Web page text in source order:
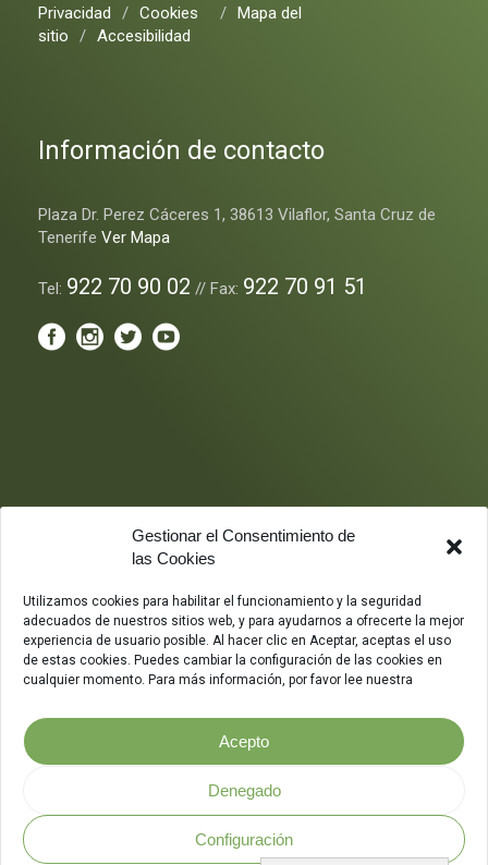
Gestionar el Consentimiento de
las Cookies
Utilizamos cookies para habilitar el funcionamiento y la seguridad
adecuados de nuestros sitios web, y para ayudarnos a ofrecerte la mejor
experiencia de usuario posible. Al hacer clic en Aceptar, aceptas el uso
de estas cookies. Puedes cambiar la configuración de las cookies en
cualquier momento. Para más información, por favor lee nuestra
Acepto
Denegado
Configuración
Privacidad
/ Cookies / Mapa del
sitio
/ Accesibilidad
Información de contacto
Plaza Dr. Perez Cáceres 1, 38613 Vilaflor, Santa Cruz de
Tenerife Ver Mapa
Tel: 922 70 90 02 // Fax: 922 70 91 51
Política de Seguridad